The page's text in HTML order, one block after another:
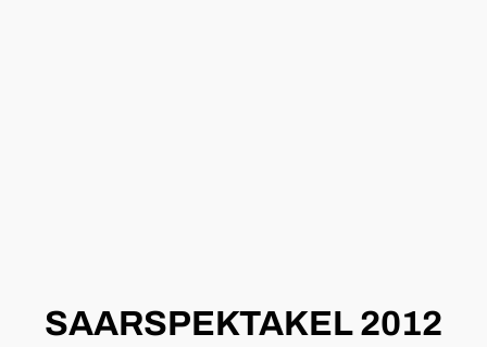
SAARSPEKTAKEL 2012